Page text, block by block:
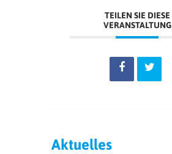
TEILEN SIE DIESE
VERANSTALTUNG
Aktuelles